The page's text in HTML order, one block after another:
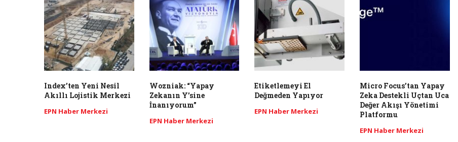
Index’ten Yeni Nesil
Akıllı Lojistik Merkezi
EPN Haber Merkezi
Wozniak: “Yapay
Zekanın Y’sine
İnanıyorum”
EPN Haber Merkezi
Etiketlemeyi El
Değmeden Yapıyor
EPN Haber Merkezi
Micro Focus’tan Yapay
Zeka Destekli Uçtan Uca
Değer Akışı Yönetimi
Platformu
EPN Haber Merkezi